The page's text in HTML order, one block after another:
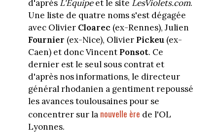
d'après L'Équipeet le site LesViolets.com.
Une liste de quatre noms s'est dégagée
avec Olivier Cloarec (ex-Rennes), Julien
Fournier (ex-Nice), Olivier Pickeu (ex-
Caen) et donc Vincent Ponsot. Ce
dernier est le seul sous contrat et
d'après nos informations, le directeur
général rhodanien a gentiment repoussé
les avances toulousaines pour se
concentrer sur la nouvelle ère de l'OL
Lyonnes.